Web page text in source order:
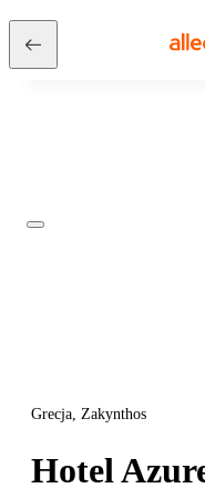
Grecja, Zakynthos
Hotel